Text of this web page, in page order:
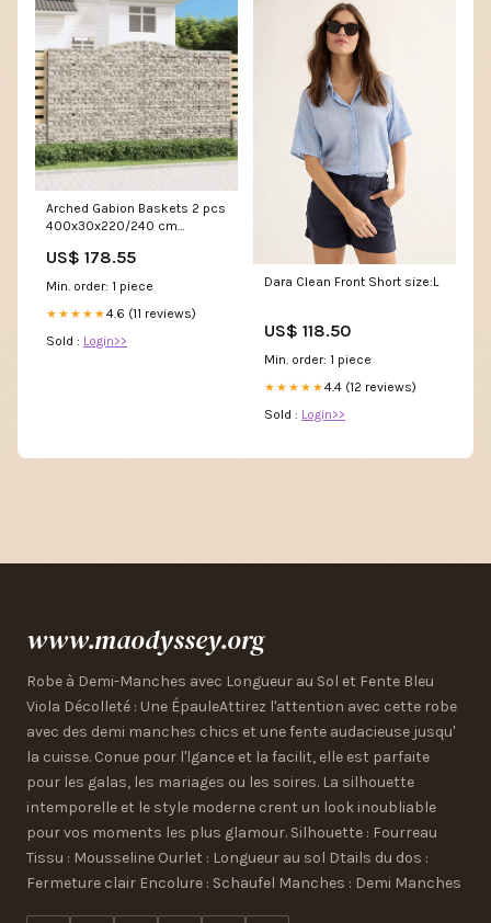
Arched Gabion Baskets 2 pcs
400x30x220/240 cm
Dining Chairs
US$ 178.55
Min. order: 1 piece
★★★★★4.6 (11 reviews)
Sold : Login>>
Dara Clean Front Short size:L
US$ 118.50
Min. order: 1 piece
★★★★★4.4 (12 reviews)
Sold : Login>>
www.maodyssey.org
Robe à Demi-Manches avec Longueur au Sol et Fente Bleu
Viola Décolleté : Une ÉpauleAttirez l'attention avec cette robe
avec des demi manches chics et une fente audacieuse jusqu'
la cuisse. Conue pour l'lgance et la facilit, elle est parfaite
pour les galas, les mariages ou les soires. La silhouette
intemporelle et le style moderne crent un look inoubliable
pour vos moments les plus glamour. Silhouette : Fourreau
Tissu : Mousseline Ourlet : Longueur au sol Dtails du dos :
Fermeture clair Encolure : Schaufel Manches : Demi Manches